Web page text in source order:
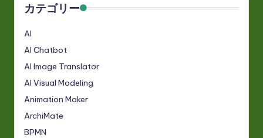
カテゴリー
AI
AI Chatbot
AI Image Translator
AI Visual Modeling
Animation Maker
ArchiMate
BPMN